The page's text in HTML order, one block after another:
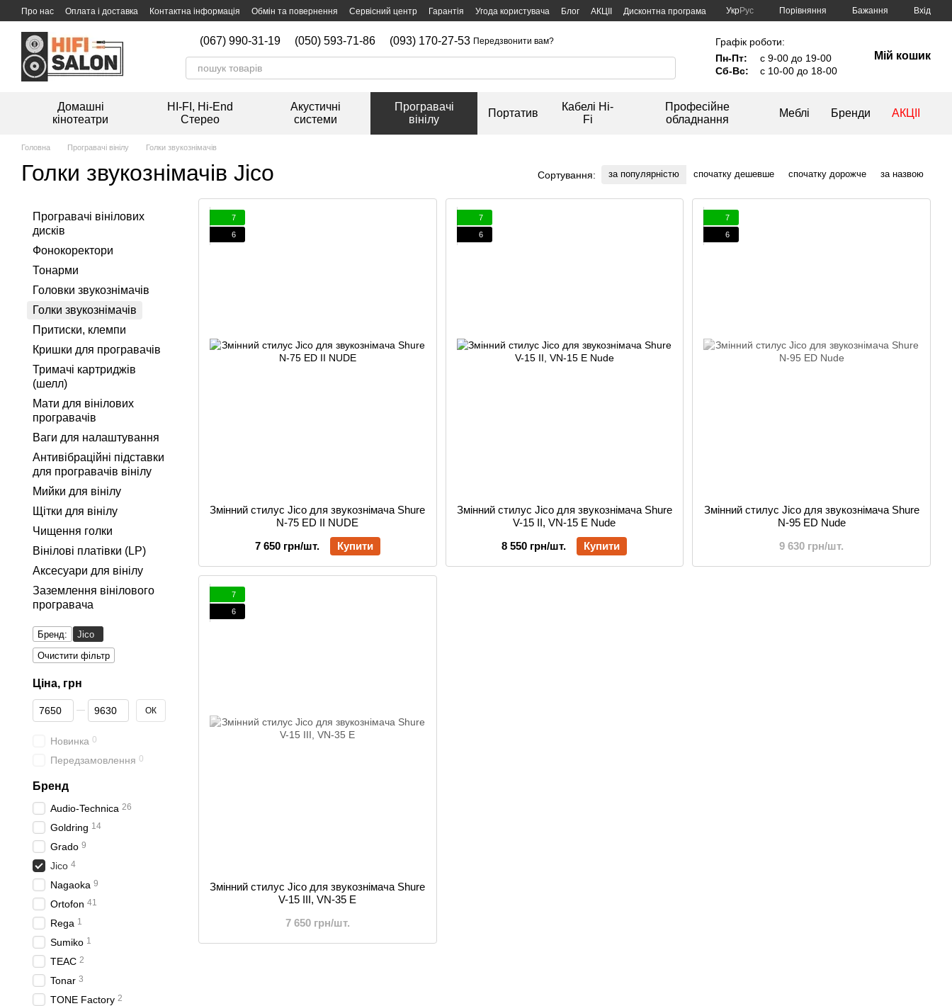
Перейти к основному контенту
Про нас Оплата і доставка Контактна інформація Обмін та повернення Сервісний центр Гарантія Угода користувача Блог АКЦІІ
Дисконтна програма
УкрРус Порівняння Бажання Вхід
(067) 990-31-19 (050) 593-71-86 (093) 170-27-53 Передзвонити вам?
Графік роботи:
Пн-Пт:
с 9-00 до 19-00
Сб-Вс:
с 10-00 до 18-00
Мій кошик
Домашні
кінотеатри
HI-FI, Hi-End
Стерео
Акустичні
системи
Програвачі
вінілу
Портатив
Кабелі Hi-
Fi
Професійне
обладнання
Меблі Бренди АКЦІІ
Головна Програвачі вінілу Голки звукознімачів
Голки звукознімачів Jico Сортування: за популярністю спочатку дешевше спочатку дорожче за назвою
7
6
Змінний стилус Jico для звукознімача Shure
N-75 ED II NUDE
7 650 грн/шт.
Купити
7
6
Змінний стилус Jico для звукознімача Shure
V-15 II, VN-15 E Nude
8 550 грн/шт.
Купити
7
6
Змінний стилус Jico для звукознімача Shure
N-95 ED Nude
9 630 грн/шт.
7
6
Змінний стилус Jico для звукознімача Shure
V-15 III, VN-35 E
7 650 грн/шт.
Програвачі вінілових
дисків
Фонокоректори
Тонарми
Головки звукознімачів
Голки звукознімачів
Притиски, клемпи
Кришки для програвачів
Тримачі картриджів
(шелл)
Мати для вінілових
програвачів
Ваги для налаштування
Антивібраційні підставки
для програвачів вінілу
Мийки для вінілу
Щітки для вінілу
Чищення голки
Вінілові платівки (LP)
Аксесуари для вінілу
Заземлення вінілового
програвача
Бренд:
Jico
Очистити фільтр
Ціна, грн
От Ціна, грн
До Ціна, грн ОК
Новинка 0
Передзамовлення 0
Бренд
Audio-Technica 26
Goldring 14
Grado 9
Jico 4
Nagaoka 9
Ortofon 41
Rega 1
Sumiko 1
TEAC 2
Tonar 3
TONE Factory 2